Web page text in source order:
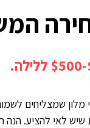
מלון שמצליחים
לאי להציע. הנה